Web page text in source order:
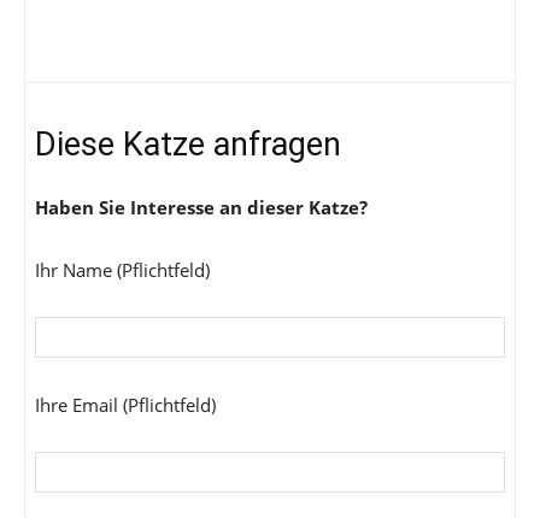
Diese Katze anfragen
Haben Sie Interesse an dieser Katze?
Ihr Name (Pflichtfeld)
Ihre Email (Pflichtfeld)